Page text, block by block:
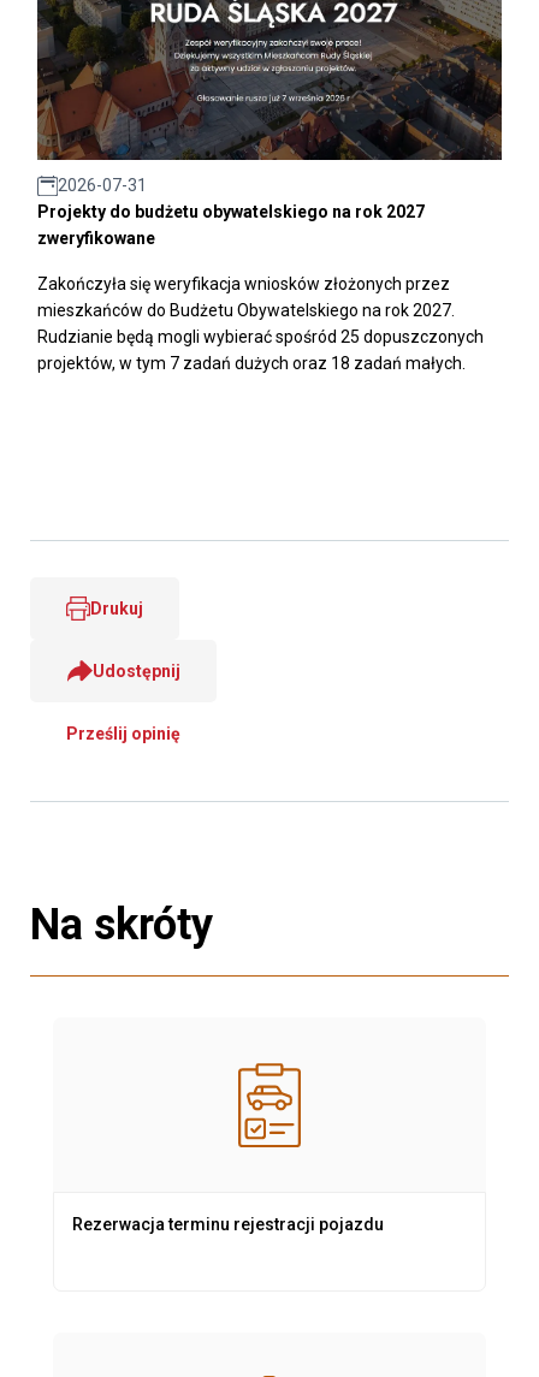
2026-07-31
Projekty do budżetu obywatelskiego na rok 2027
zweryfikowane
Zakończyła się weryfikacja wniosków złożonych przez
mieszkańców do Budżetu Obywatelskiego na rok 2027.
Rudzianie będą mogli wybierać spośród 25 dopuszczonych
projektów, w tym 7 zadań dużych oraz 18 zadań małych.
Drukuj
Udostępnij
Prześlij opinię
Na skróty
Rezerwacja terminu rejestracji pojazdu